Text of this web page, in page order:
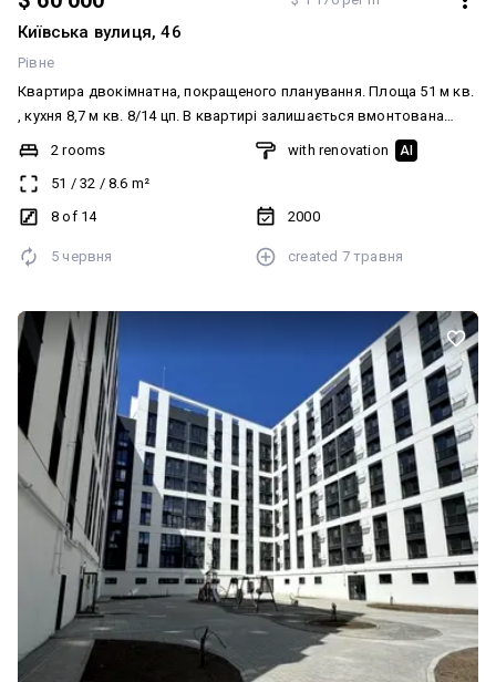
Київська вулиця, 46
Рівне
Квартира двокімнатна, покращеного планування. Площа 51 м кв.
, кухня 8,7 м кв. 8/14 цп. В квартирі залишається вмонтована
кухня, шафа - купе. Балкон засклений, Бойлер.
2 rooms
51 / 32 / 8.6 m²
8 of 14
with renovation AI
2000
5 червня created 7 травня